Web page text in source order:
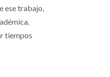
ese trabajo,
tiempos